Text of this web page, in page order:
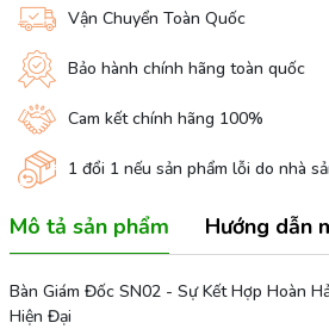
Vận Chuyển Toàn Quốc
Bảo hành chính hãng toàn quốc
Cam kết chính hãng 100%
1 đổi 1 nếu sản phẩm lỗi do nhà
Mô tả sản phẩm Hướng dẫn
Bàn Giám Đốc SN02 - Sự Kết Hợp Hoàn
Hiện Đại